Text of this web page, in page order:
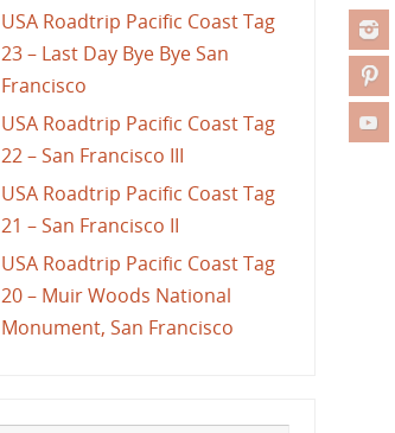
USA Roadtrip Pacific Coast Tag
23 – Last Day Bye Bye San
Francisco
USA Roadtrip Pacific Coast Tag
22 – San Francisco III
USA Roadtrip Pacific Coast Tag
21 – San Francisco II
USA Roadtrip Pacific Coast Tag
20 – Muir Woods National
Monument, San Francisco